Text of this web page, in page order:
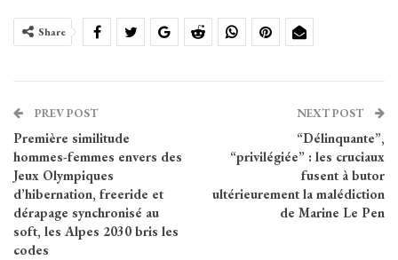
Share
PREV POST
Première similitude
hommes-femmes envers des
Jeux Olympiques
d’hibernation, freeride et
dérapage synchronisé au
soft, les Alpes 2030 bris les
codes
NEXT POST
“Délinquante”,
“privilégiée” : les cruciaux
fusent à butor
ultérieurement la malédiction
de Marine Le Pen